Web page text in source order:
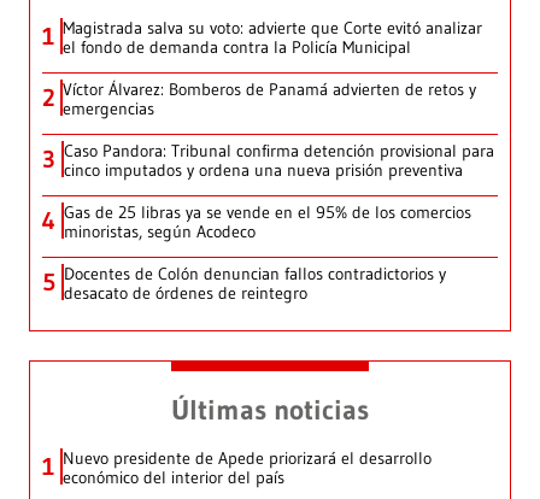
1 Magistrada salva su voto: advierte que Corte evitó analizar
el fondo de demanda contra la Policía Municipal
2 Víctor Álvarez: Bomberos de Panamá advierten de retos y
emergencias
3 Caso Pandora: Tribunal confirma detención provisional para
cinco imputados y ordena una nueva prisión preventiva
4 Gas de 25 libras ya se vende en el 95% de los comercios
minoristas, según Acodeco
5 Docentes de Colón denuncian fallos contradictorios y
desacato de órdenes de reintegro
Últimas noticias
1 Nuevo presidente de Apede priorizará el desarrollo
económico del interior del país